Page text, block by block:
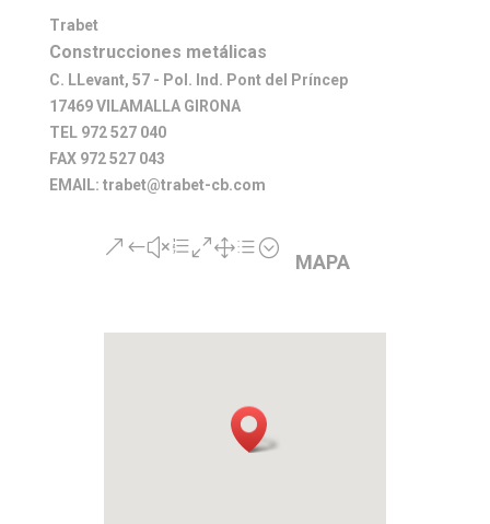
Trabet
Construcciones metálicas
C. LLevant, 57 - Pol. Ind. Pont del Príncep
17469 VILAMALLA GIRONA
TEL 972 527 040
FAX 972 527 043
EMAIL: trabet@trabet-cb.com
&#xe01d;
MAPA